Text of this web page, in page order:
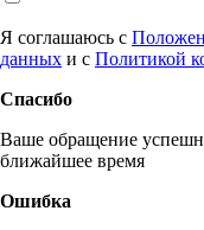
Я соглашаюсь с
данных и с Политикой
Спасибо
Ваше обращение
ближайшее время
Ошибка